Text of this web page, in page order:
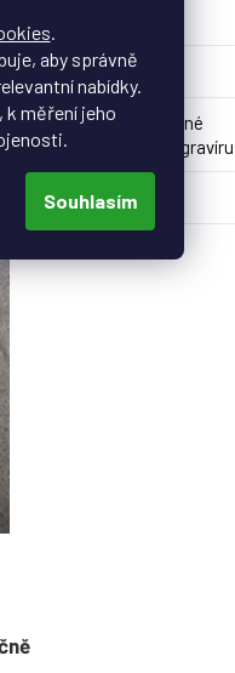
.
aby správně
nabídky.
k měření jeho
Souhlasím
Broušení
Doporučené
umístění gravíru
Produkt